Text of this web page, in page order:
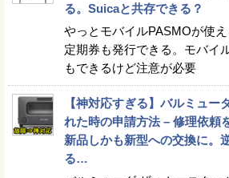
る。Suicaと共存できる？
やっとモバイルPASMOが使え
定期券も発行できる。モバイ
もできるけど注意が必要
【神対応すぎる】バルミュー
れた時の申請方法 – 修理依頼
新品しかも新型への交換に。
る…